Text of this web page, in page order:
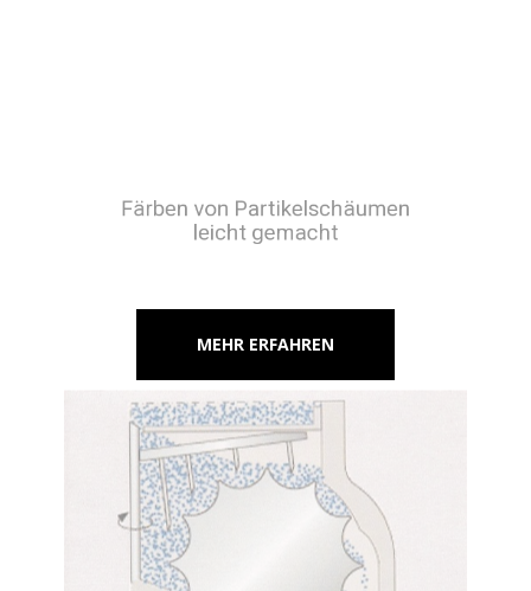
Färben von Partikelschäumen
leicht gemacht
MEHR ERFAHREN